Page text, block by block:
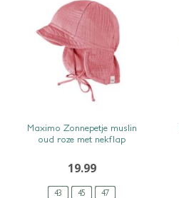
SNEL BEKIJKEN
43 45 47
Maximo Zonnepetje muslin
oud roze met nekflap
19.99